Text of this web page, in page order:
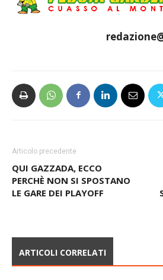
Articolo precedente
QUI GAZZADA, ECCO
PERCHÈ NON SI SPOSTANO
LE GARE DEI PLAYOFF
ARTICOLI CORRELATI